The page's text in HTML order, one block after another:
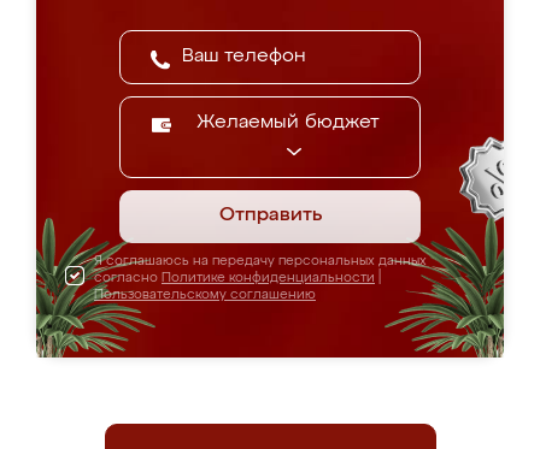
Желаемый бюджет
Отправить
Я соглашаюсь на передачу персональных данных
согласно Политике конфиденциальности
Пользовательскому соглашению